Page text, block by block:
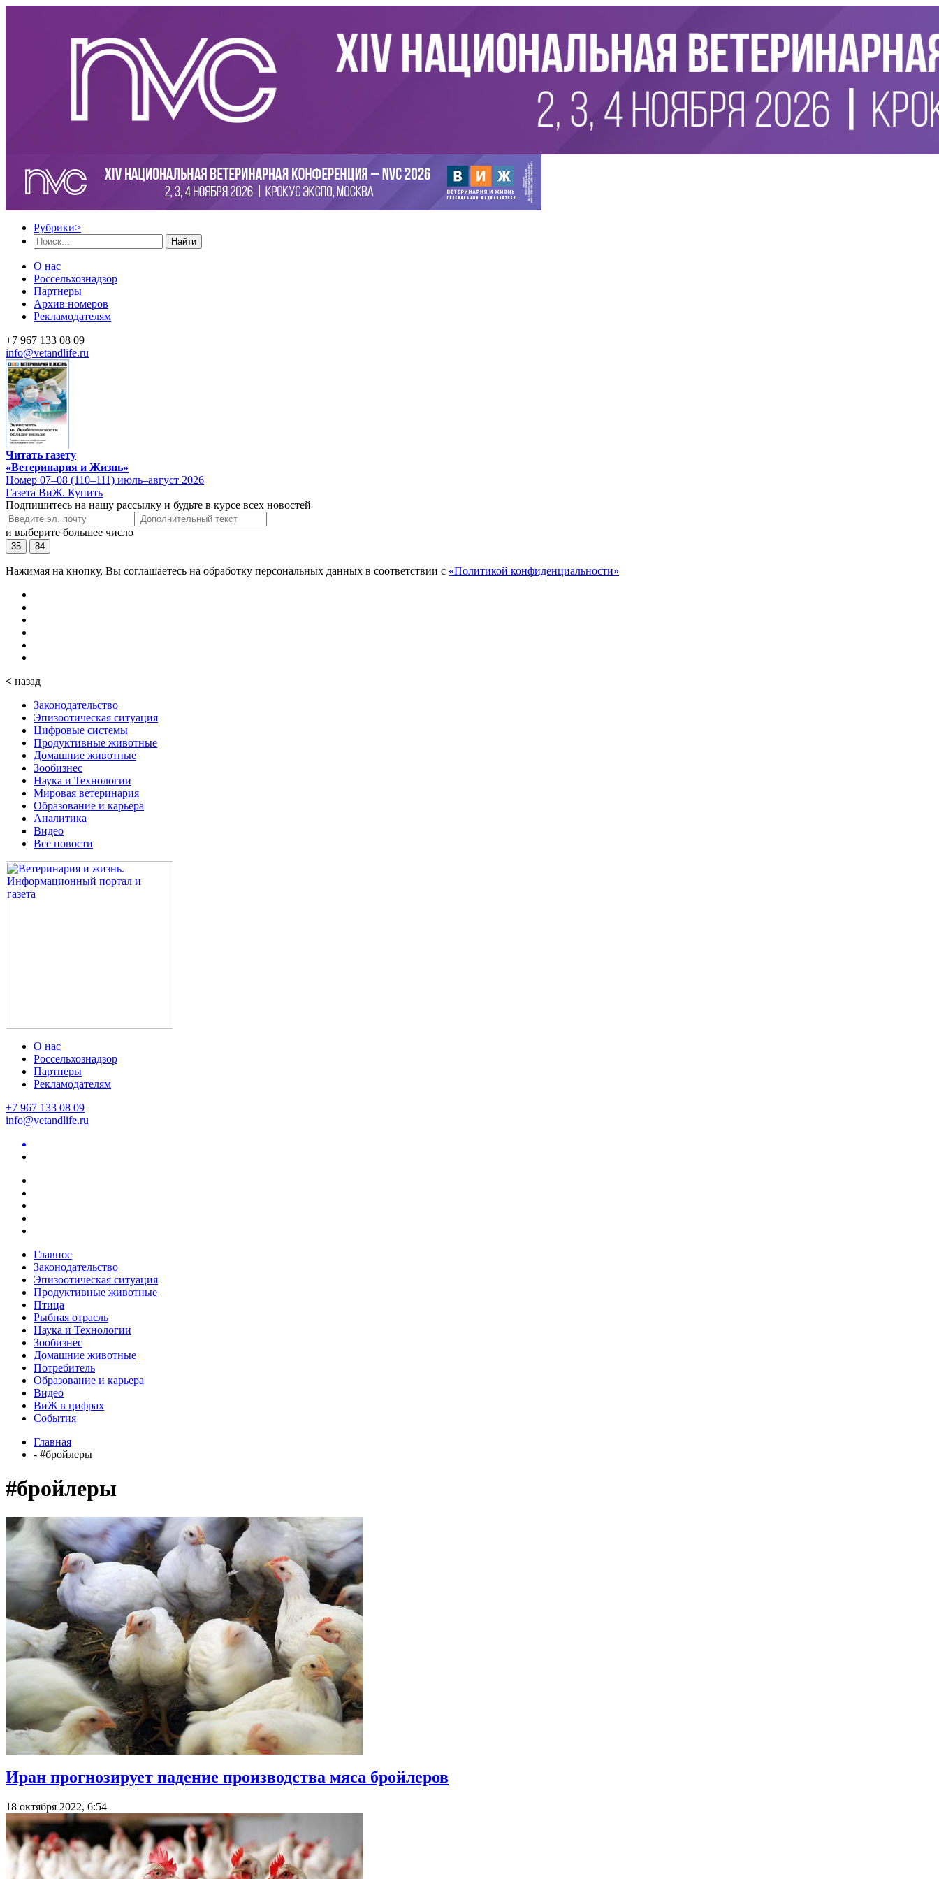
Рубрики>
Найти
О нас
Россельхознадзор
Партнеры
Архив номеров
Рекламодателям
+7 967 133 08 09
info@vetandlife.ru
Читать газету
«Ветеринария и Жизнь»
Номер 07–08 (110–111) июль–август 2026
Газета ВиЖ. Купить
Подпишитесь на нашу рассылку и будьте в курсе всех новостей
и выберите большее число
35 84
Нажимая на кнопку, Вы соглашаетесь на обработку персональных данных в соответствии с «Политикой конфиденциальности»
< назад
Законодательство
Эпизоотическая ситуация
Цифровые системы
Продуктивные животные
Домашние животные
Зообизнес
Наука и Технологии
Мировая ветеринария
Образование и карьера
Аналитика
Видео
Все новости
О нас
Россельхознадзор
Партнеры
Рекламодателям
+7 967 133 08 09
info@vetandlife.ru
Главное
Законодательство
Эпизоотическая ситуация
Продуктивные животные
Птица
Рыбная отрасль
Наука и Технологии
Зообизнес
Домашние животные
Потребитель
Образование и карьера
Видео
ВиЖ в цифрах
События
Главная
- #бройлеры
#бройлеры
Иран прогнозирует падение производства мяса бройлеров
18 октября 2022, 6:54